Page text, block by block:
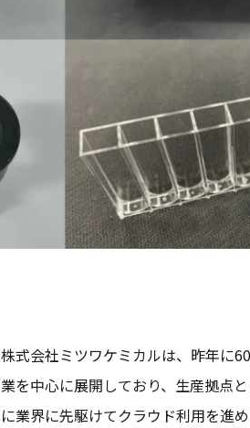
株式会社ミツワケミカルは、昨年に
業を中心に展開しており、生産拠点
に業界に先駆けてクラウド利用を進